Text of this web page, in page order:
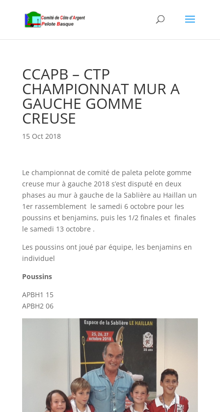
CCAPB – CTP
CHAMPIONNAT MUR A
GAUCHE GOMME
CREUSE
15 Oct 2018
Le championnat de comité de paleta pelote gomme
creuse mur à gauche 2018 s’est disputé en deux
phases au mur à gauche de la Sablière au Haillan un
1er rassemblement le samedi 6 octobre pour les
poussins et benjamins, puis les 1/2 finales et finales
le samedi 13 octobre .
Les poussins ont joué par équipe, les benjamins en
individuel
Poussins
APBH1 15
APBH2 06